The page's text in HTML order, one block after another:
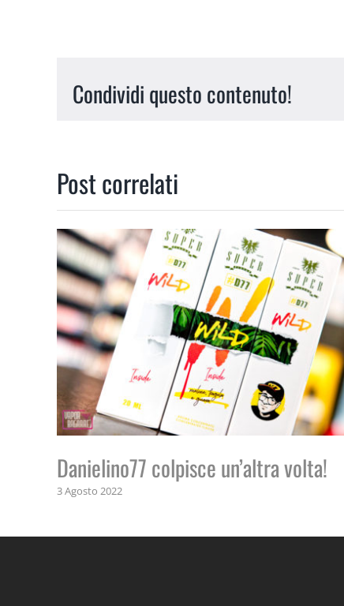
Condividi questo contenuto!
Post correlati
Danielino77 colpisce un’altra volta!
3 Agosto 2022